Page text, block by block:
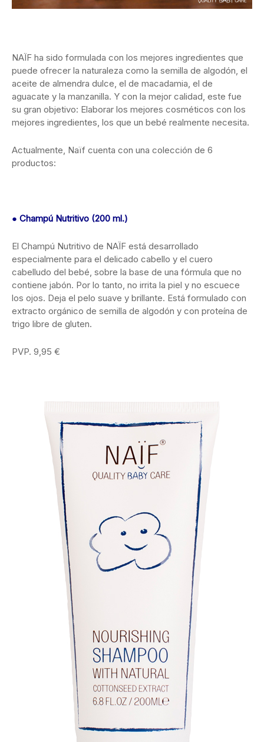
NAÏF ha sido formulada con los mejores ingredientes que
puede ofrecer la naturaleza como la semilla de algodón, el
aceite de almendra dulce, el de macadamia, el de
aguacate y la manzanilla. Y con la mejor calidad, este fue
su gran objetivo: Elaborar los mejores cosméticos con los
mejores ingredientes, los que un bebé realmente necesita.
Actualmente, Naïf cuenta con una colección de 6
productos:
● Champú Nutritivo (200 ml.)
El Champú Nutritivo de NAÏF está desarrollado
especialmente para el delicado cabello y el cuero
cabelludo del bebé, sobre la base de una fórmula que no
contiene jabón. Por lo tanto, no irrita la piel y no escuece
los ojos. Deja el pelo suave y brillante. Está formulado con
extracto orgánico de semilla de algodón y con proteína de
trigo libre de gluten.
PVP. 9,95 €